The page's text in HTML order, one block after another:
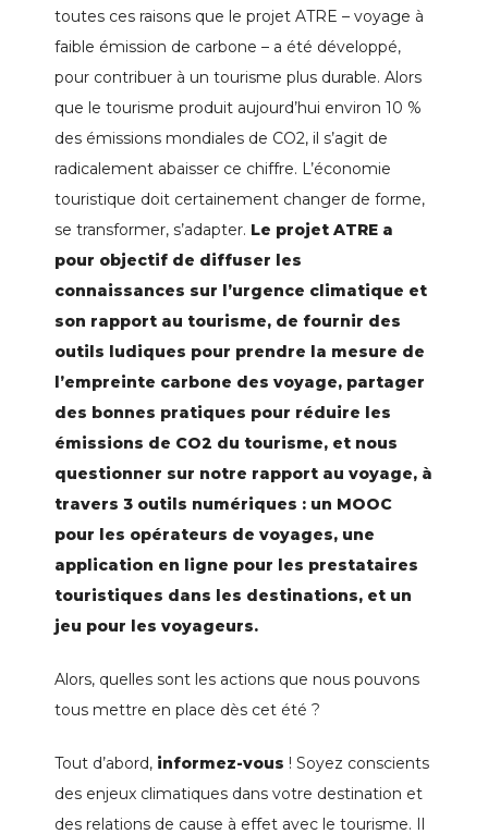
toutes ces raisons que le projet ATRE – voyage à
faible émission de carbone – a été développé,
pour contribuer à un tourisme plus durable. Alors
que le tourisme produit aujourd’hui environ 10 %
des émissions mondiales de CO2, il s’agit de
radicalement abaisser ce chiffre. L’économie
touristique doit certainement changer de forme,
se transformer, s’adapter. Le projet ATRE a
pour objectif de diffuser les
connaissances sur l’urgence climatique et
son rapport au tourisme, de fournir des
outils ludiques pour prendre la mesure de
l’empreinte carbone des voyage, partager
des bonnes pratiques pour réduire les
émissions de CO2 du tourisme, et nous
questionner sur notre rapport au voyage, à
travers 3 outils numériques : un MOOC
pour les opérateurs de voyages, une
application en ligne pour les prestataires
touristiques dans les destinations, et un
jeu pour les voyageurs.
Alors, quelles sont les actions que nous pouvons
tous mettre en place dès cet été ?
Tout d’abord, informez-vous ! Soyez conscients
des enjeux climatiques dans votre destination et
des relations de cause à effet avec le tourisme. Il